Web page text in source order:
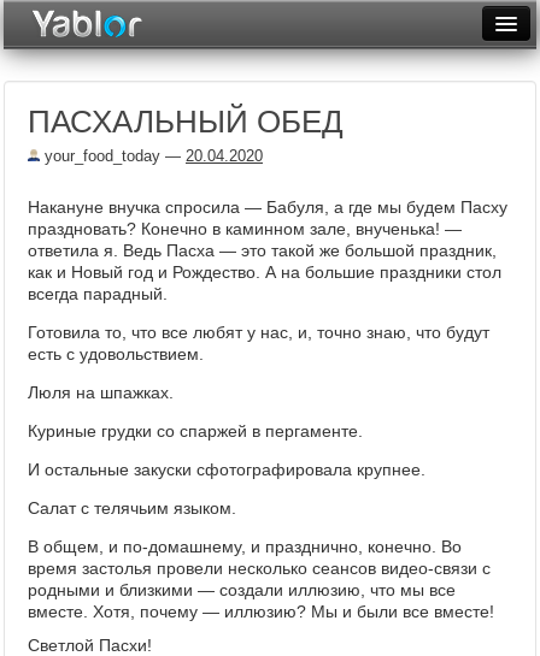
Неделя
Месяц
Рейтинги
Архив
ПАСХАЛЬНЫЙ ОБЕД
your_food_today — 20.04.2020
Накануне внучка спросила — Бабуля, а где мы будем Пасху
праздновать? Конечно в каминном зале, внученька! —
ответила я. Ведь Пасха — это такой же большой праздник,
как и Новый год и Рождество. А на большие праздники стол
всегда парадный.
Готовила то, что все любят у нас, и, точно знаю, что будут
есть с удовольствием.
Люля на шпажках.
Куриные грудки со спаржей в пергаменте.
И остальные закуски сфотографировала крупнее.
Салат с телячьим языком.
В общем, и по-домашнему, и празднично, конечно. Во
время застолья провели несколько сеансов видео-связи с
родными и близкими — создали иллюзию, что мы все
вместе. Хотя, почему — иллюзию? Мы и были все вместе!
Светлой Пасхи!